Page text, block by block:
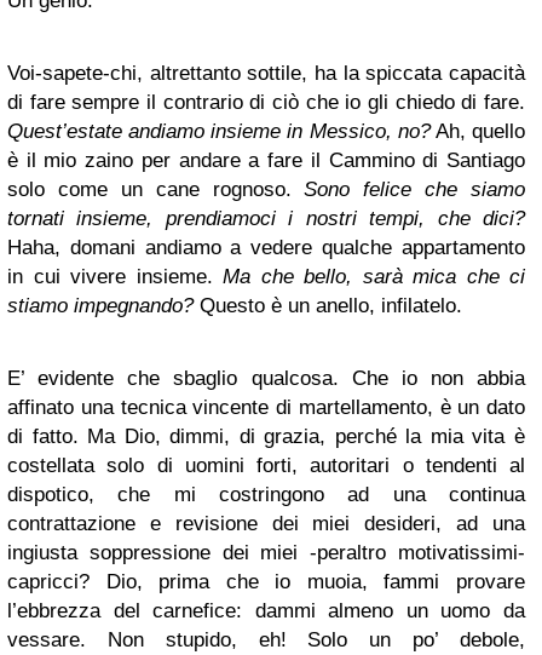
Voi-sapete-chi, altrettanto sottile, ha la spiccata capacità
di fare sempre il contrario di ciò che io gli chiedo di fare.
Quest’estate andiamo insieme in Messico, no?Ah, quello
è il mio zaino per andare a fare il Cammino di Santiago
solo come un cane rognoso.Sono felice che siamo
tornati insieme, prendiamoci i nostri tempi, che dici?
Haha, domani andiamo a vedere qualche appartamento
in cui vivere insieme. Ma che bello, sarà mica che ci
stiamo impegnando?Questo è un anello, infilatelo.
E’ evidente che sbaglio qualcosa. Che io non abbia
affinato una tecnica vincente di martellamento, è un dato
di fatto. Ma Dio, dimmi, di grazia, perché la mia vita è
costellata solo di uomini forti, autoritari o tendenti al
dispotico, che mi costringono ad una continua
contrattazione e revisione dei miei desideri, ad una
ingiusta soppressione dei miei -peraltro motivatissimi-
capricci? Dio, prima che io muoia, fammi provare
l’ebbrezza del carnefice: dammi almeno un uomo da
vessare. Non stupido, eh! Solo un po’ debole,